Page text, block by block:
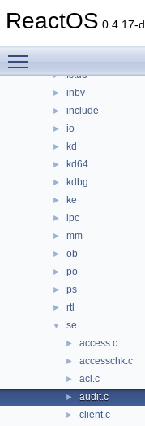
ReactOS 0.4.17-
► dbgk
► fstub
► inbv
► include
► io
► kd
► kd64
► kdbg
► ke
► lpc
► mm
► ob
► po
► ps
► rtl
▼ se
► access.c
► accesschk.c
► acl.c
► audit.c
► client.c